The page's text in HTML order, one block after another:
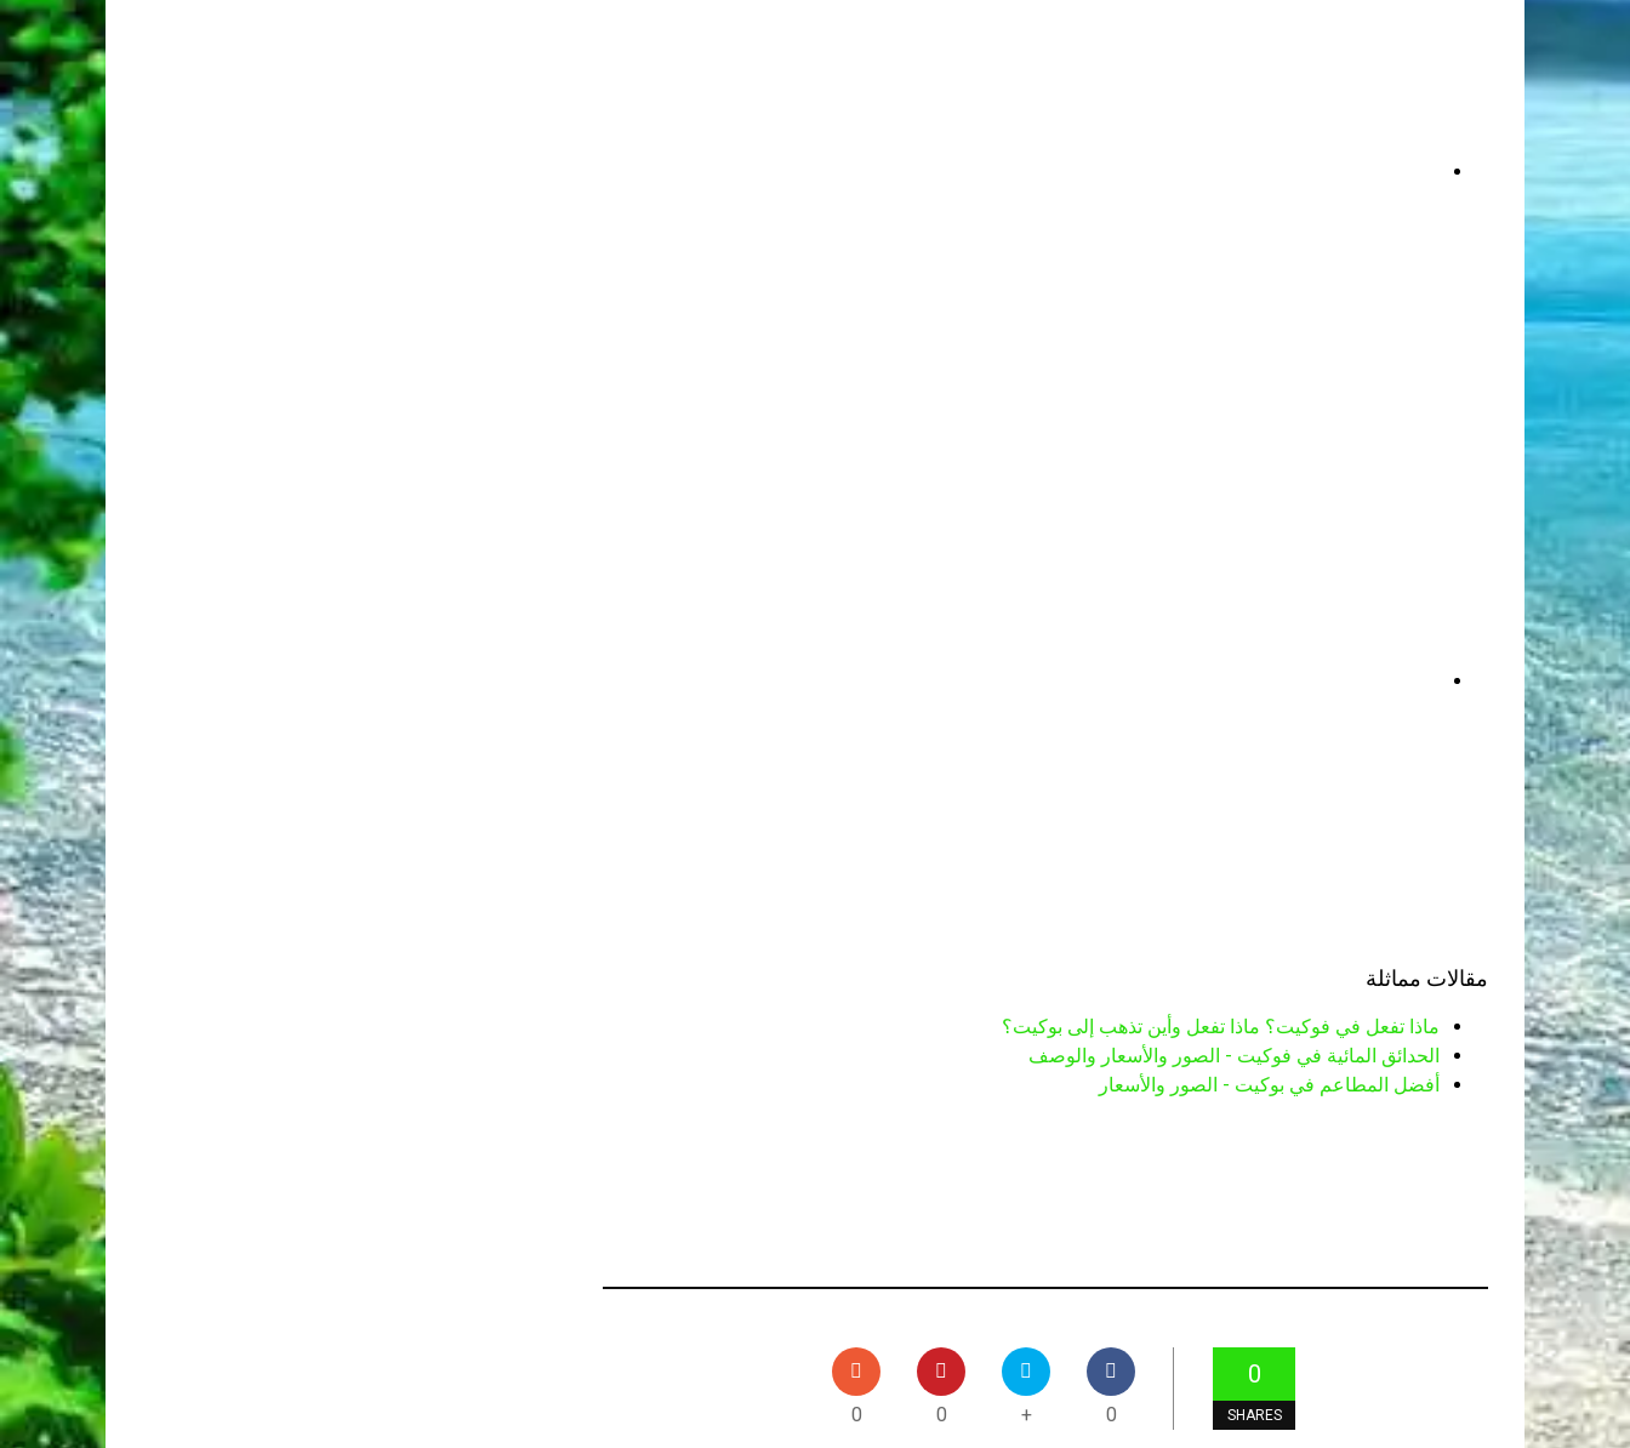
مقالات مماثلة
ماذا تفعل في فوكيت؟ ماذا تفعل وأين تذهب إلى بوكيت؟
الحدائق المائية في فوكيت - الصور والأسعار والوصف
أفضل المطاعم في بوكيت - الصور والأسعار
0
SHARES
0
+
0
0